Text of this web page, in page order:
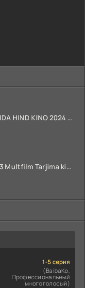
SALAAR 2 QISMI UZBEK TILIDA HIND KINO 2024 TARJIMA 720p HD Skachat
O'lik Kelin Uzbek tilida 2023 Multfilm Tarjima kino skachat
1-5 серия
(BaibaKo,
Профессиональный
многоголосый)